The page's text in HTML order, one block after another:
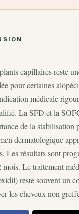
capillaires reste
pour certaines
médicale
La SFD et la
de la stabilisation
dermatologique
Les résultats sont
mois. Le traitement
reste souvent un
les cheveux non